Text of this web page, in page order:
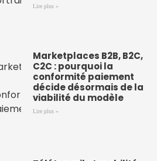
Lire plus »
Marketplaces B2B, B2C,
C2C : pourquoi la
conformité paiement
décide désormais de la
viabilité du modèle
Lire plus »